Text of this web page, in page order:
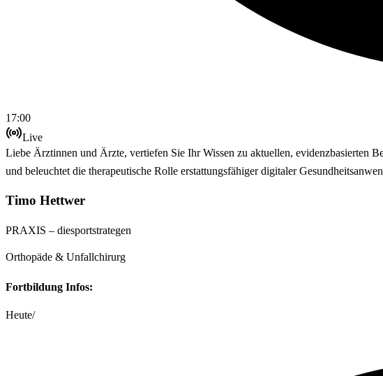
17:00
Live
Liebe Ärztinnen und Ärzte, vertiefen Sie Ihr Wissen zu aktuellen, evidenzbasierten
und beleuchtet die therapeutische Rolle erstattungsfähiger digitaler
Timo Hettwer
PRAXIS – diesportstrategen
Orthopäde & Unfallchirurg
Fortbildung Infos:
Heute/